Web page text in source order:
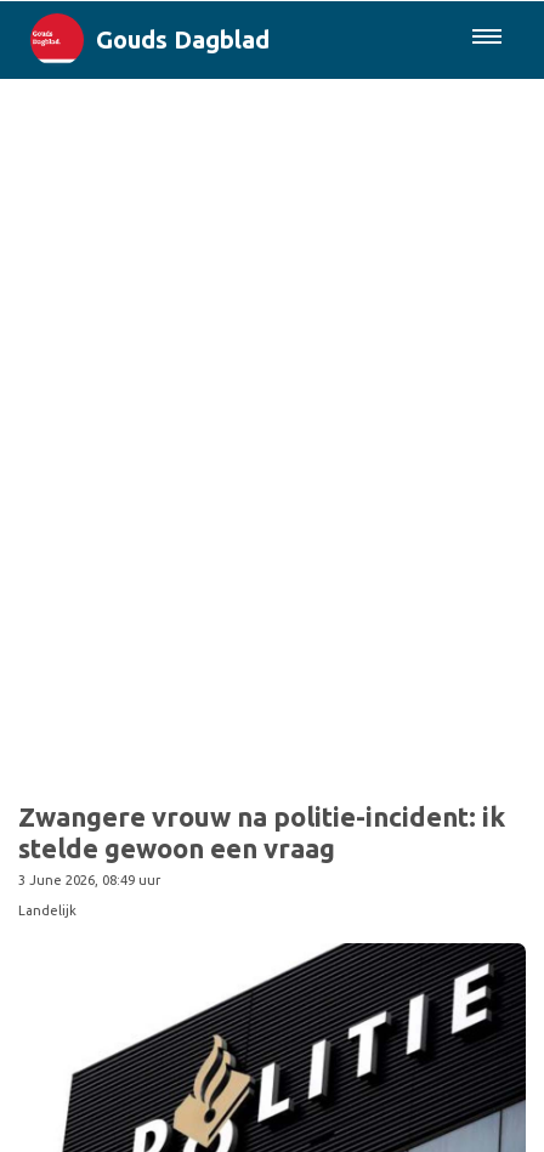
Gouds Dagblad
Zwangere vrouw na politie-incident: ik
stelde gewoon een vraag
3 June 2026, 08:49 uur
Landelijk